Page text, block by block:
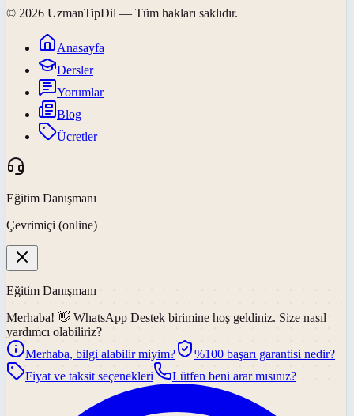
© 2026 UzmanTipDil — Tüm hakları saklıdır.
Anasayfa
Dersler
Yorumlar
Blog
Ücretler
Eğitim Danışmanı
Çevrimiçi (online)
Eğitim Danışmanı
Merhaba! 👋 WhatsApp Destek birimine hoş geldiniz. Size nasıl
yardımcı olabiliriz?
Merhaba, bilgi alabilir miyim?
%100 başarı garantisi nedir?
Fiyat ve taksit seçenekleri
Lütfen beni arar mısınız?